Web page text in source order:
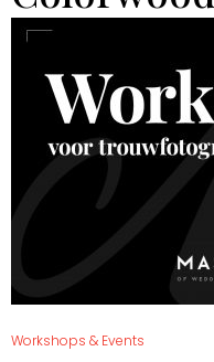
Workshops & Events